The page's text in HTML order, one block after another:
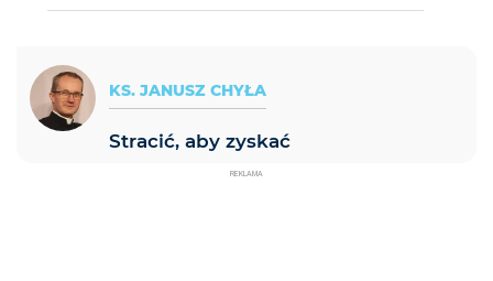
KS. JANUSZ CHYŁA
Stracić, aby zyskać
REKLAMA